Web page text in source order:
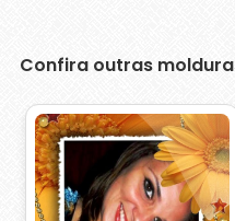
Confira outras